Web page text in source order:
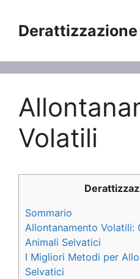
contenuto
Derattizzazione
Volatili
Sommario
Allontanamento Volatili:
Animali Selvatici
I Migliori Metodi per
Selvatici